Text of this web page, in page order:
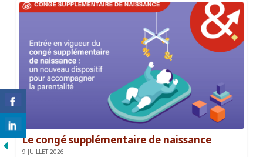
Le congé supplémentaire de naissance
9 JUILLET 2026